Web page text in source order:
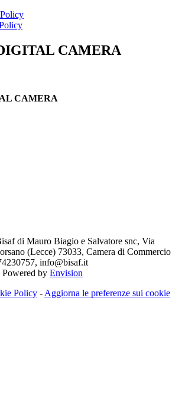
CAMERA
CAMERA
di Mauro Biagio e Salvatore snc, Via
(Lecce) 73033, Camera di Commercio
info@bisaf.it
by Envision
Policy - Aggiorna le preferenze sui cookie